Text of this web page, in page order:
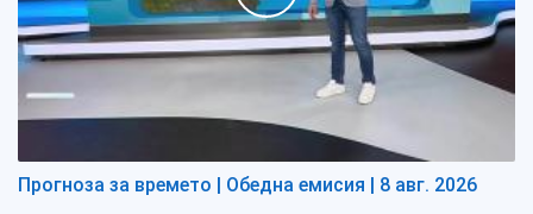
Прогноза за времето | Обедна емисия | 8 авг. 2026